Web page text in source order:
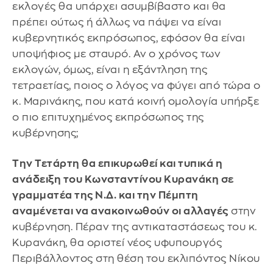
εκλογές θα υπάρχει ασυμβίβαστο και θα
πρέπει ούτως ή άλλως να πάψει να είναι
κυβερνητικός εκπρόσωπος, εφόσον θα είναι
υποψήφιος με σταυρό. Αν ο χρόνος των
εκλογών, όμως, είναι η εξάντληση της
τετραετίας, ποιος ο λόγος να φύγει από τώρα ο
κ. Μαρινάκης, που κατά κοινή ομολογία υπήρξε
ο πιο επιτυχημένος εκπρόσωπος της
κυβέρνησης;
Την Τετάρτη θα επικυρωθεί και τυπικά η
ανάδειξη του Κωνσταντίνου Κυρανάκη σε
γραμματέα της Ν.Δ. και την Πέμπτη
αναμένεται να ανακοινωθούν οι αλλαγές στην
κυβέρνηση. Πέραν της αντικαταστάσεως του κ.
Κυρανάκη, θα οριστεί νέος υφυπουργός
Περιβάλλοντος στη θέση του εκλιπόντος Νίκου